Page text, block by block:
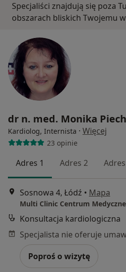
Specjaliści znajdują się poza
obszarach bliskich Twojemu
dr n. med. Monika
Kardiolog, Internista · Więcej
23 opinie
Adres 1 Adres 2
Sosnowa 4, Łódź • Mapa
Multi Clinic Centrum Medyczne
Konsultacja kardiologiczna
Poproś o wizytę